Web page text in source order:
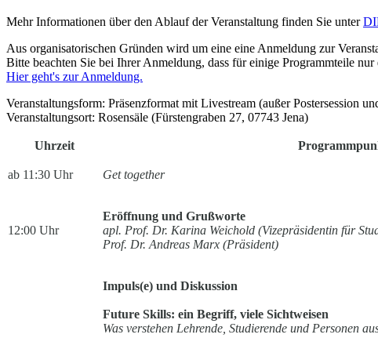
Mehr Informationen über den Ablauf der Veranstaltung finden Sie unter
Aus organisatorischen Gründen wird um eine eine Anmeldung zur
Bitte beachten Sie bei Ihrer Anmeldung, dass für einige Programmteile
Hier geht's zur Anmeldung.
Veranstaltungsform: Präsenzformat mit Livestream (außer Postersession
Veranstaltungsort: Rosensäle (Fürstengraben 27, 07743 Jena)
Uhrzeit
ab 11:30 Uhr Get together
12:00 Uhr
Eröffnung und Grußworte
apl. Prof. Dr. Karina Weichold (Vizepräsidentin für
Prof. Dr. Andreas Marx (Präsident)
Impuls(e) und Diskussion
Future Skills: ein Begriff, viele Sichtweisen
Was verstehen Lehrende, Studierende und Personen